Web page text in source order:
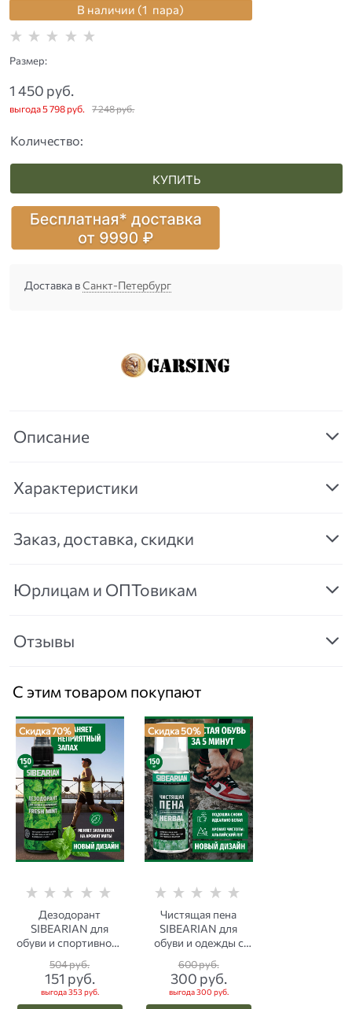
В наличии (1 пара)
Размер:
7 248 руб.
1 450 руб.
выгода5 798 руб.
Количество:
КУПИТЬ
Доставка вСанкт-Петербург
Описание
Характеристики
Заказ, доставка, скидки
Юрлицам и ОПТовикам
Отзывы
С этим товаром покупают
Скидка 70%
Дезодорант
SIBEARIAN для
обуви и спортивного
504 руб.
151 руб.
выгода353 руб.
Скидка 50%
Чистящая пена
SIBEARIAN для
обуви и одежды с
альпийских трав 150
мл
600 руб.
300 руб.
выгода300 руб.